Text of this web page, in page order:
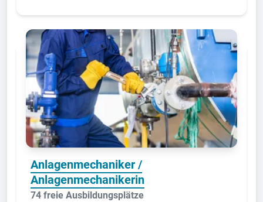
Anlagenmechaniker /
Anlagenmechanikerin
74 freie Ausbildungsplätze